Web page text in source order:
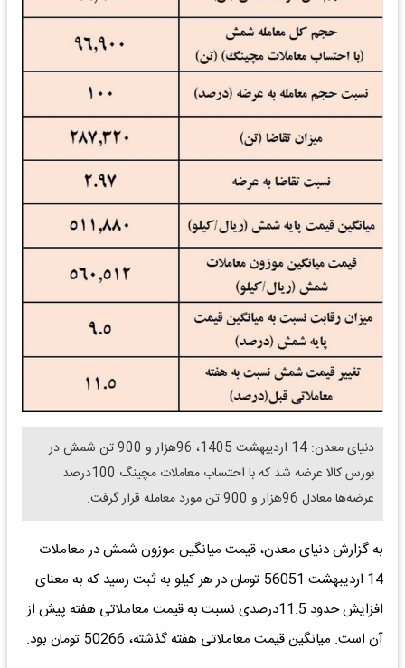
دنیای معدن: 14 اردیبهشت 1405، 96هزار و 900 تن شمش در
بورس کالا عرضه شد که با احتساب معاملات مچینگ 100درصد
عرضه‌ها معادل 96هزار و 900 تن مورد معامله قرار گرفت.
به گزارش دنیای معدن، قیمت میانگین موزون شمش در معاملات
14 اردیبهشت 56051 تومان در هر کیلو به ثبت رسید که به معنای
افزایش حدود 11.5درصدی نسبت به قیمت معاملاتی هفته پیش از
آن است. میانگین قیمت معاملاتی هفته گذشته، 50266 تومان بود.